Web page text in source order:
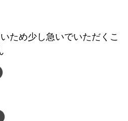
ため少し急いでいただくこ